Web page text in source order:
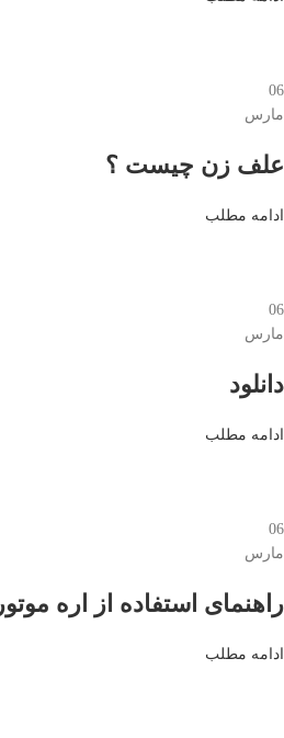
06
مارس
علف زن چیست ؟
ادامه مطلب
06
مارس
دانلود
ادامه مطلب
06
مارس
راهنمای استفاده از اره
ادامه مطلب